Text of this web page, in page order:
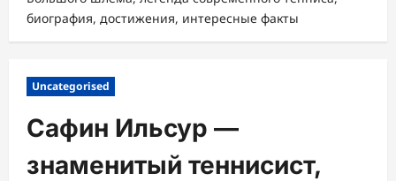
биография, достижения, интересные факты
Uncategorised
Сафин Ильсур —
знаменитый теннисист,